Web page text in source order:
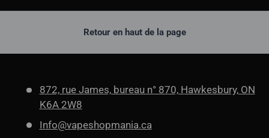
Retour en haut de la page
872, rue James, bureau n° 870, Hawkesbury, ON
K6A 2W8
Info@vapeshopmania.ca